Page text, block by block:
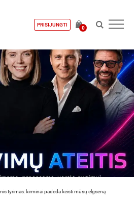
PRISIJUNGTI
0
tyrimas: kirminai padeda keisti mūsų elgseną